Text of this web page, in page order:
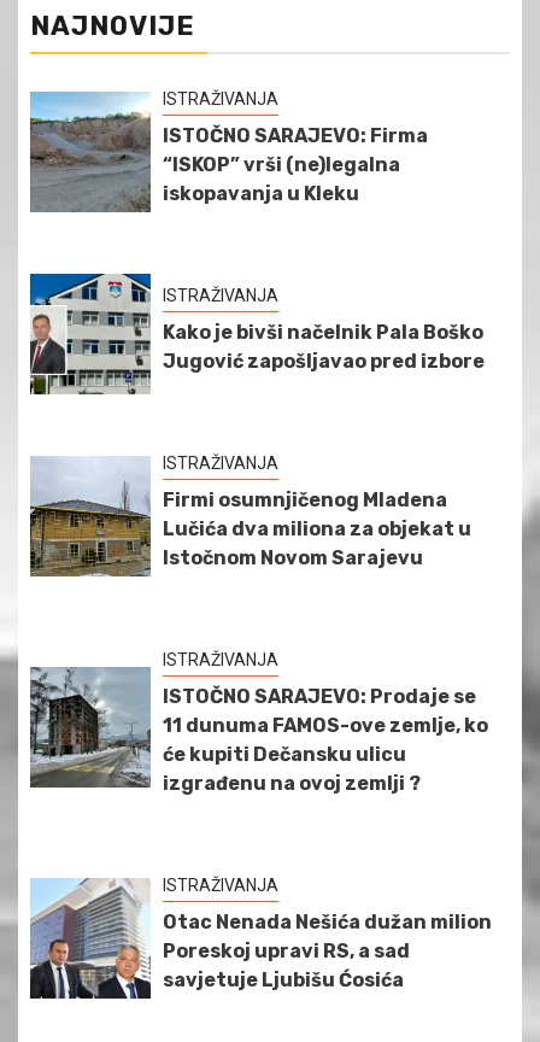
NAJNOVIJE
ISTRAŽIVANJA
ISTOČNO SARAJEVO: Firma
“ISKOP” vrši (ne)legalna
iskopavanja u Kleku
ISTRAŽIVANJA
Kako je bivši načelnik Pala Boško
Jugović zapošljavao pred izbore
ISTRAŽIVANJA
Firmi osumnjičenog Mladena
Lučića dva miliona za objekat u
Istočnom Novom Sarajevu
ISTRAŽIVANJA
ISTOČNO SARAJEVO: Prodaje se
11 dunuma FAMOS-ove zemlje, ko
će kupiti Dečansku ulicu
izgrađenu na ovoj zemlji ?
ISTRAŽIVANJA
Otac Nenada Nešića dužan milion
Poreskoj upravi RS, a sad
savjetuje Ljubišu Ćosića